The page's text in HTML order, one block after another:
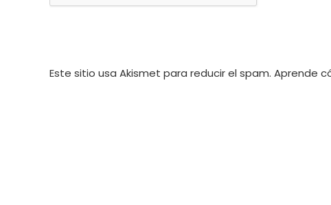
Este sitio usa Akismet para reducir el spam. Aprende